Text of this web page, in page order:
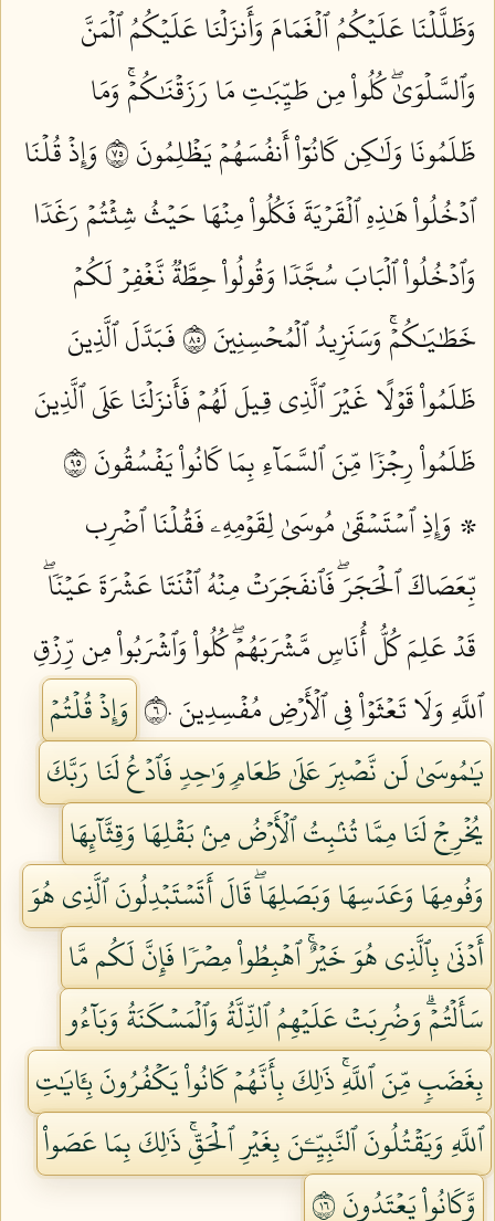
وَظَلَّلۡنَا عَلَيۡكُمُ ٱلۡغَمَامَ وَأَنزَلۡنَا عَلَيۡكُمُ ٱلۡمَنَّ
وَٱلسَّلۡوَىٰۖ كُلُواْ مِن طَيِّبَٰتِ مَا رَزَقۡنَٰكُمۡۚ وَمَا
ظَلَمُونَا وَلَٰكِن كَانُوٓاْ أَنفُسَهُمۡ يَظۡلِمُونَ ٥٧
وَإِذۡ قُلۡنَا
ٱدۡخُلُواْ هَٰذِهِ ٱلۡقَرۡيَةَ فَكُلُواْ مِنۡهَا حَيۡثُ شِئۡتُمۡ رَغَدٗا
وَٱدۡخُلُواْ ٱلۡبَابَ سُجَّدٗا وَقُولُواْ حِطَّةٞ نَّغۡفِرۡ لَكُمۡ
خَطَٰيَٰكُمۡۚ وَسَنَزِيدُ ٱلۡمُحۡسِنِينَ ٥٨
فَبَدَّلَ ٱلَّذِينَ
ظَلَمُواْ قَوۡلًا غَيۡرَ ٱلَّذِي قِيلَ لَهُمۡ فَأَنزَلۡنَا عَلَى ٱلَّذِينَ
ظَلَمُواْ رِجۡزٗا مِّنَ ٱلسَّمَآءِ بِمَا كَانُواْ يَفۡسُقُونَ ٥٩
۞ وَإِذِ ٱسۡتَسۡقَىٰ مُوسَىٰ لِقَوۡمِهِۦ فَقُلۡنَا ٱضۡرِب
بِّعَصَاكَ ٱلۡحَجَرَۖ فَٱنفَجَرَتۡ مِنۡهُ ٱثۡنَتَا عَشۡرَةَ عَيۡنٗاۖ
قَدۡ عَلِمَ كُلُّ أُنَاسٖ مَّشۡرَبَهُمۡۖ كُلُواْ وَٱشۡرَبُواْ مِن رِّزۡقِ
ٱللَّهِ وَلَا تَعۡثَوۡاْ فِي ٱلۡأَرۡضِ مُفۡسِدِينَ ٦٠
وَإِذۡ قُلۡتُمۡ
يَٰمُوسَىٰ لَن نَّصۡبِرَ عَلَىٰ طَعَامٖ وَٰحِدٖ فَٱدۡعُ لَنَا رَبَّكَ
يُخۡرِجۡ لَنَا مِمَّا تُنۢبِتُ ٱلۡأَرۡضُ مِنۢ بَقۡلِهَا وَقِثَّآئِهَا
وَفُومِهَا وَعَدَسِهَا وَبَصَلِهَاۖ قَالَ أَتَسۡتَبۡدِلُونَ ٱلَّذِي هُوَ
أَدۡنَىٰ بِٱلَّذِي هُوَ خَيۡرٌۚ ٱهۡبِطُواْ مِصۡرٗا فَإِنَّ لَكُم مَّا
سَأَلۡتُمۡۗ وَضُرِبَتۡ عَلَيۡهِمُ ٱلذِّلَّةُ وَٱلۡمَسۡكَنَةُ وَبَآءُو
بِغَضَبٖ مِّنَ ٱللَّهِۚ ذَٰلِكَ بِأَنَّهُمۡ كَانُواْ يَكۡفُرُونَ بِـَٔايَٰتِ
ٱللَّهِ وَيَقۡتُلُونَ ٱلنَّبِيِّـۧنَ بِغَيۡرِ ٱلۡحَقِّۚ ذَٰلِكَ بِمَا عَصَواْ
وَّكَانُواْ يَعۡتَدُونَ ٦١